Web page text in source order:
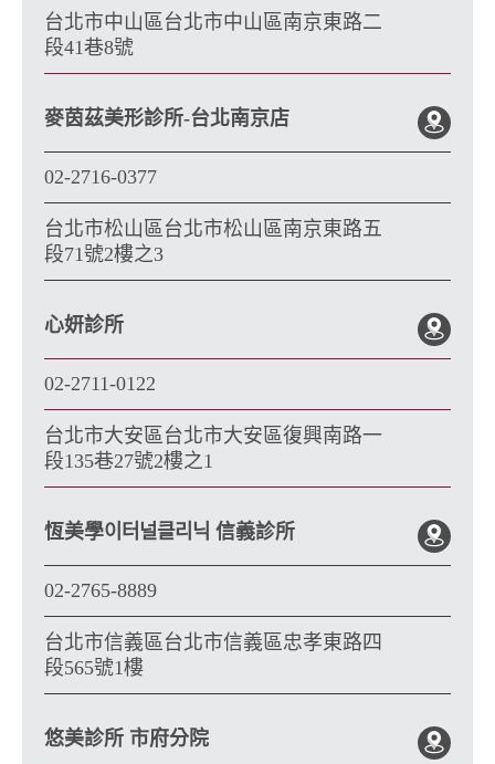
台北市中山區台北市中山區南京東路二
段41巷8號
麥茵茲美形診所-台北南京店
02-2716-0377
台北市松山區台北市松山區南京東路五
段71號2樓之3
心妍診所
02-2711-0122
台北市大安區台北市大安區復興南路一
段135巷27號2樓之1
恆美學이터널클리닉 信義診所
02-2765-8889
台北市信義區台北市信義區忠孝東路四
段565號1樓
悠美診所 市府分院